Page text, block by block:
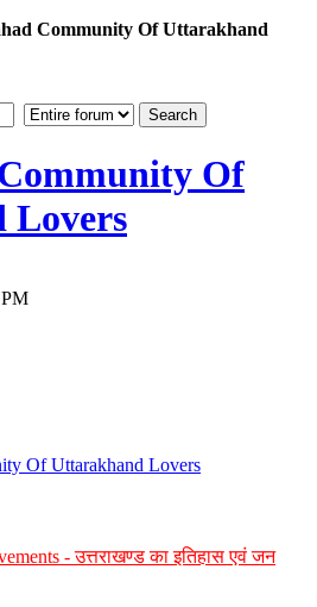
Community Of Uttarakhand
Of
Lovers
Of Uttarakhand Lovers
- उत्तराखण्ड का इतिहास एवं जन